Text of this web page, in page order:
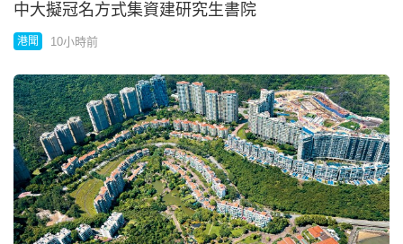
中大擬冠名方式集資建研究生書院
港聞 10小時前